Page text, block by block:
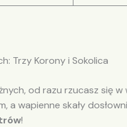
Trzy Korony i Sokolica
od razu rzucasz się
a wapienne skały
!